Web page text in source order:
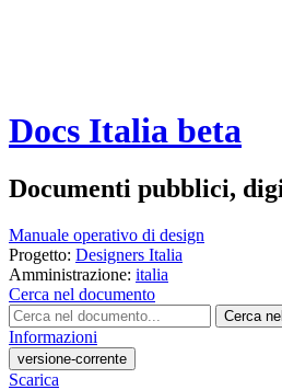
Docs Italia beta
Documenti pubblici,
Manuale operativo di design
Progetto: Designers Italia
Amministrazione: italia
Cerca nel documento
Cerca
Informazioni
versione-corrente
Scarica